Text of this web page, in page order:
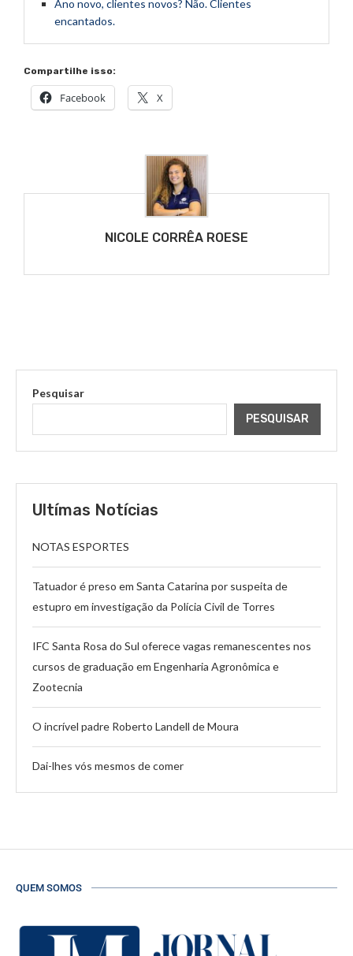
Ano novo, clientes novos? Não. Clientes
encantados.
Compartilhe isso:
Facebook X
NICOLE CORRÊA ROESE
Pesquisar
PESQUISAR
Ultímas Notícias
NOTAS ESPORTES
Tatuador é preso em Santa Catarina por suspeita de
estupro em investigação da Polícia Civil de Torres
IFC Santa Rosa do Sul oferece vagas remanescentes nos
cursos de graduação em Engenharia Agronômica e
Zootecnia
O incrível padre Roberto Landell de Moura
Dai-lhes vós mesmos de comer
QUEM SOMOS